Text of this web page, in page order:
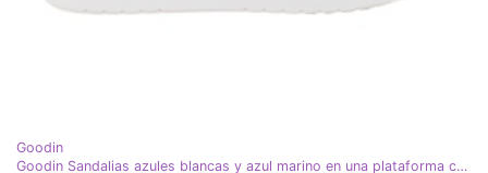
Goodin
Goodin Sandalias azules blancas y azul marino en una plataforma con una decoración metálica blanco